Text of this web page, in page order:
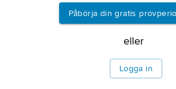
Information om artikeln
Påbörja din gratis
eller
Logga in